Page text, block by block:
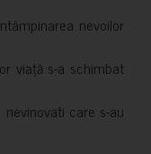
nevoilor
viață s-a schimbat
care s-au